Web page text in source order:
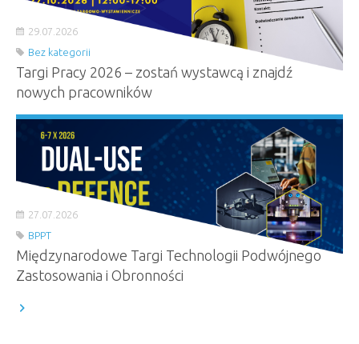
29.07.2026
Bez kategorii
Targi Pracy 2026 – zostań wystawcą i znajdź
nowych pracowników
27.07.2026
BPPT
Międzynarodowe Targi Technologii Podwójnego
Zastosowania i Obronności